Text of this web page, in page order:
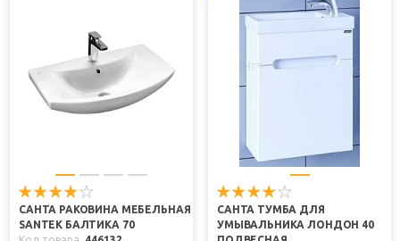
САНТА РАКОВИНА МЕБЕЛЬНАЯ
SANTEK БАЛТИКА 70
САНТА ТУМБА ДЛЯ
УМЫВАЛЬНИКА ЛОНДОН 40